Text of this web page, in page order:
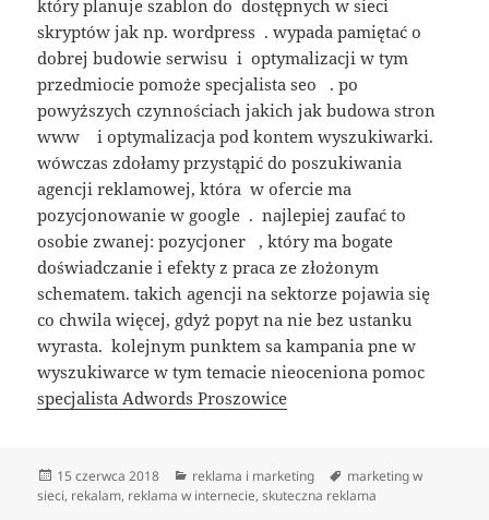
który planuje szablon do dostępnych w sieci
skryptów jak np. wordpress . wypada pamiętać o
dobrej budowie serwisu i optymalizacji w tym
przedmiocie pomoże specjalista seo . po
powyższych czynnościach jakich jak budowa stron
www i optymalizacja pod kontem wyszukiwarki.
wówczas zdołamy przystąpić do poszukiwania
agencji reklamowej, która w ofercie ma
pozycjonowanie w google . najlepiej zaufać to
osobie zwanej: pozycjoner , który ma bogate
doświadczanie i efekty z praca ze złożonym
schematem. takich agencji na sektorze pojawia się
co chwila więcej, gdyż popyt na nie bez ustanku
wyrasta. kolejnym punktem sa kampania pne w
wyszukiwarce w tym temacie nieoceniona pomoc
specjalista Adwords Proszowice
Data
publikacji
15 czerwca 2018 Kategorie
reklama i marketing Tagi
marketing w
sieci, rekalam, reklama w internecie,skuteczna reklama